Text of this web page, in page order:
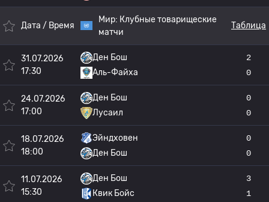
Дата / Время
Мир: Клубные товарищеские
матчи
Таблица
31.07.2026
17:30
Ден Бош
Аль-Файха
2
0
24.07.2026
17:00
Ден Бош
Лусаил
0
0
18.07.2026
18:00
Эйндховен
Ден Бош
0
0
11.07.2026
15:30
Ден Бош
Квик Бойс
3
1